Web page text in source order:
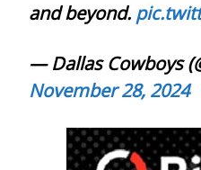
and beyond.
— Dallas Cowboys
November 28, 2024